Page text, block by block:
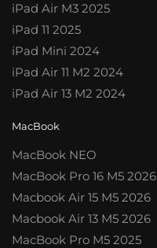
iPad Air M3 2025
iPad 11 2025
iPad Mini 2024
iPad Air 11 M2 2024
iPad Air 13 M2 2024
MacBook
MacBook NEO
MacBook Pro 16 M5 2026
Macbook Air 15 M5 2026
Macbook Air 13 M5 2026
MacBook Pro M5 2025